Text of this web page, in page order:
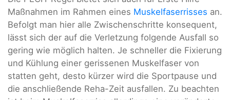
Maßnahmen im Rahmen eines Muskelfaserrisses an.
Befolgt man hier alle Zwischenschritte konsequent,
lässt sich der auf die Verletzung folgende Ausfall so
gering wie möglich halten. Je schneller die Fixierung
und Kühlung einer gerissenen Muskelfaser von
statten geht, desto kürzer wird die Sportpause und
die anschließende Reha-Zeit ausfallen. Zu beachten